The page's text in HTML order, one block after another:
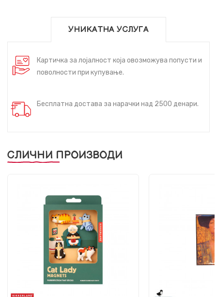
УНИКАТНА УСЛУГА
Картичка за лојалност која овозможува попусти и
поволности при купување.
Бесплатна достава за нарачки над 2500 денари.
СЛИЧНИ ПРОИЗВОДИ